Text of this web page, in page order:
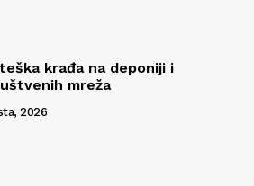
krađa na deponiji i
mreža
2026